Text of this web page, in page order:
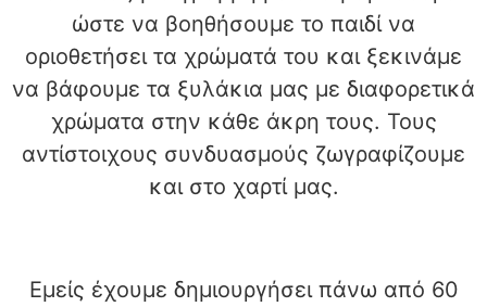
ώστε να βοηθήσουμε το παιδί να
οριοθετήσει τα χρώματά του και ξεκινάμε
να βάφουμε τα ξυλάκια μας με διαφορετικά
χρώματα στην κάθε άκρη τους. Τους
αντίστοιχους συνδυασμούς ζωγραφίζουμε
και στο χαρτί μας.
Εμείς έχουμε δημιουργήσει πάνω από 60